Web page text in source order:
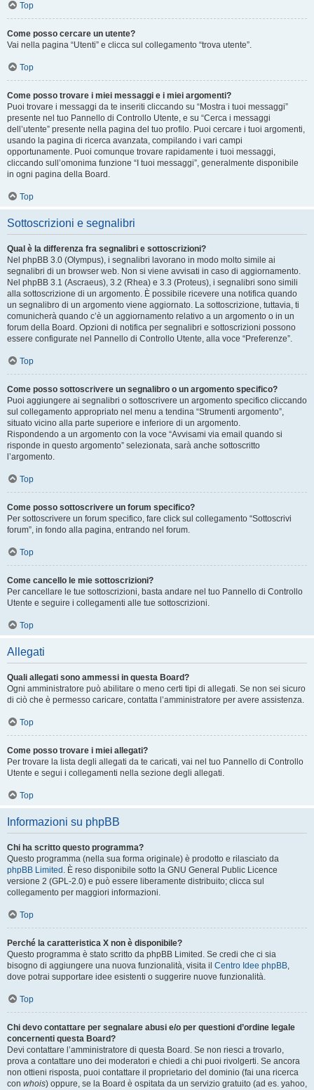
Top
Come posso cercare un utente?
Vai nella pagina “Utenti” e clicca sul collegamento “trova utente”.
Top
Come posso trovare i miei messaggi e i miei argomenti?
Puoi trovare i messaggi da te inseriti cliccando su “Mostra i tuoi messaggi”
presente nel tuo Pannello di Controllo Utente, e su “Cerca i messaggi
dell’utente” presente nella pagina del tuo profilo. Puoi cercare i tuoi argomenti,
usando la pagina di ricerca avanzata, compilando i vari campi
opportunamente. Puoi comunque trovare rapidamente i tuoi messaggi,
cliccando sull’omonima funzione “I tuoi messaggi”, generalmente disponibile
in ogni pagina della Board.
Top
Sottoscrizioni e segnalibri
Qual è la differenza fra segnalibri e sottoscrizioni?
Nel phpBB 3.0 (Olympus), i segnalibri lavorano in modo molto simile ai
segnalibri di un browser web. Non si viene avvisati in caso di aggiornamento.
Nel phpBB 3.1 (Ascraeus), 3.2 (Rhea) e 3.3 (Proteus), i segnalibri sono simili
alla sottoscrizione di un argomento. È possibile ricevere una notifica quando
un segnalibro di un argomento viene aggiornato. La sottoscrizione, tuttavia, ti
comunicherà quando c’è un aggiornamento relativo a un argomento o in un
forum della Board. Opzioni di notifica per segnalibri e sottoscrizioni possono
essere configurate nel Pannello di Controllo Utente, alla voce “Preferenze”.
Top
Come posso sottoscrivere un segnalibro o un argomento specifico?
Puoi aggiungere ai segnalibri o sottoscrivere un argomento specifico cliccando
sul collegamento appropriato nel menu a tendina “Strumenti argomento”,
situato vicino alla parte superiore e inferiore di un argomento.
Rispondendo a un argomento con la voce “Avvisami via email quando si
risponde in questo argomento” selezionata, sarà anche sottoscritto
l’argomento.
Top
Come posso sottoscrivere un forum specifico?
Per sottoscrivere un forum specifico, fare click sul collegamento “Sottoscrivi
forum”, in fondo alla pagina, entrando nel forum.
Top
Come cancello le mie sottoscrizioni?
Per cancellare le tue sottoscrizioni, basta andare nel tuo Pannello di Controllo
Utente e seguire i collegamenti alle tue sottoscrizioni.
Top
Allegati
Quali allegati sono ammessi in questa Board?
Ogni amministratore può abilitare o meno certi tipi di allegati. Se non sei sicuro
di ciò che è permesso caricare, contatta l’amministratore per avere assistenza.
Top
Come posso trovare i miei allegati?
Per trovare la lista degli allegati da te caricati, vai nel tuo Pannello di Controllo
Utente e segui i collegamenti nella sezione degli allegati.
Top
Informazioni su phpBB
Chi ha scritto questo programma?
Questo programma (nella sua forma originale) è prodotto e rilasciato da
phpBB Limited . È reso disponibile sotto la GNU General Public Licence
versione 2 (GPL-2.0) e può essere liberamente distribuito; clicca sul
collegamento per maggiori informazioni.
Top
Perché la caratteristica X non è disponibile?
Questo programma è stato scritto da phpBB Limited. Se credi che ci sia
bisogno di aggiungere una nuova funzionalità, visita il Centro Idee phpBB,
dove potrai supportare idee esistenti o suggerire nuove funzionalità.
Top
Chi devo contattare per segnalare abusi e/o per questioni d’ordine legale
concernenti questa Board?
Devi contattare l’amministratore di questa Board. Se non riesci a trovarlo,
prova a contattare uno dei moderatori e chiedi a chi puoi rivolgerti. Se ancora
non ottieni risposta, puoi contattare il proprietario del dominio (fai una ricerca
con whois) oppure, se la Board è ospitata da un servizio gratuito (ad es. yahoo,